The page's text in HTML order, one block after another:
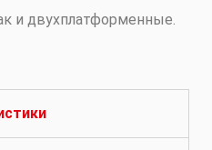
и двухплатформенные.